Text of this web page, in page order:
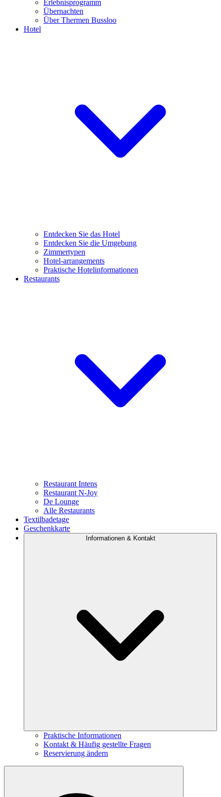
Erlebnisprogramm
Übernachten
Über Thermen Bussloo
Hotel
Entdecken Sie das Hotel
Entdecken Sie die Umgebung
Zimmertypen
Hotel-arrangements
Praktische Hotelinformationen
Restaurants
Restaurant Intens
Restaurant N-Joy
De Lounge
Alle Restaurants
Textilbadetage
Geschenkkarte
Informationen & Kontakt
Praktische Informationen
Kontakt & Häufig gestellte Fragen
Reservierung ändern